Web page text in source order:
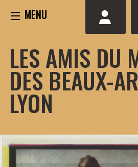
LES AMIS DU
DES BEAUX-
LYON